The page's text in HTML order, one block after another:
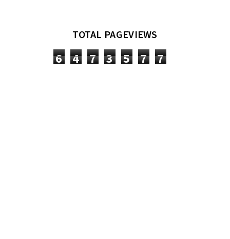
TOTAL PAGEVIEWS
6 4 7 3 5 7 7